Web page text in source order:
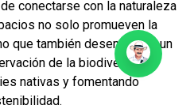
conectarse con la naturaleza
no solo promueven la
que también desempeñan un
de la biodiversidad,
nativas y fomentando